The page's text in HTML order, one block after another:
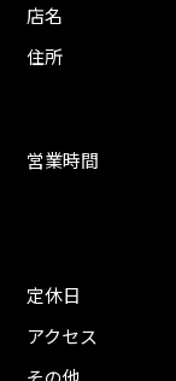
店名
住所
営業時間
定休日
アクセス